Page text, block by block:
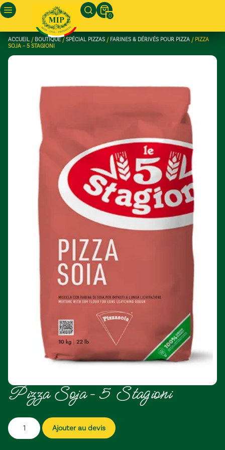
0
ACCUEIL / BOUTIQUE/SPÉCIAL PIZZAS / FARINES & DÉRIVÉS POUR PIZZA / PIZZA
SOJA – 5 STAGIONI
Pizza Soja – 5 Stagioni
Ajouter au devis